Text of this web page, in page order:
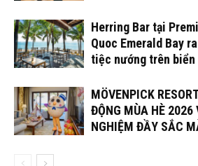
Herring Bar tại
Quoc Emerald Bay
tiệc nướng trên biển
MÖVENPICK
ĐỘNG MÙA HÈ 2026
NGHIỆM ĐẦY SẮC